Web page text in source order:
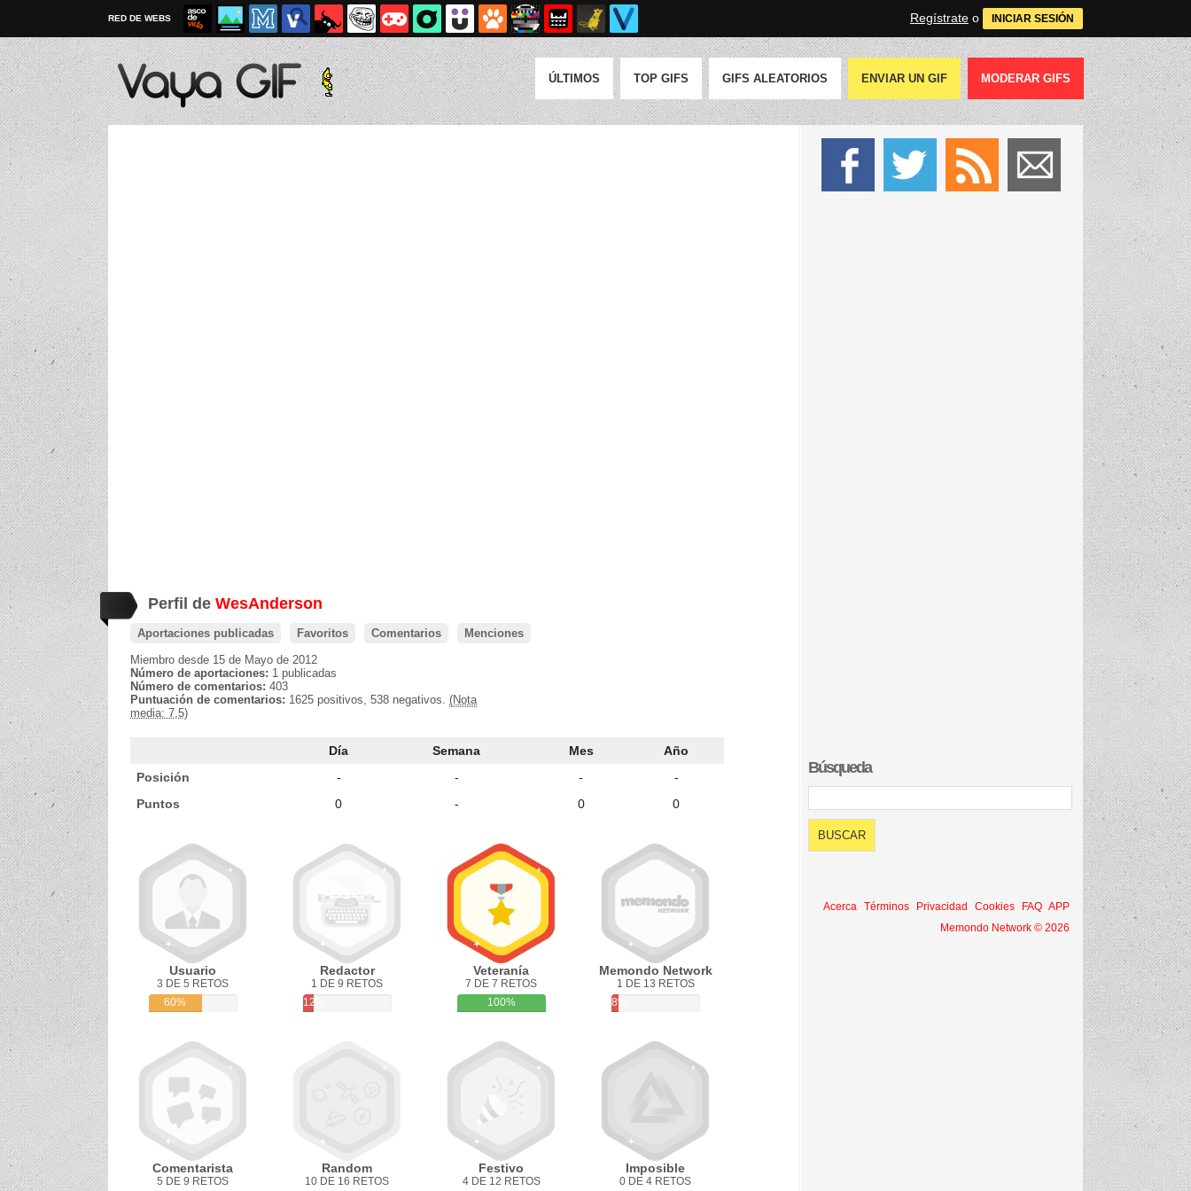
RED DE WEBS Regístrate o INICIAR SESIÓN
ÚLTIMOS TOP GIFS GIFS ALEATORIOS ENVIAR UN GIF MODERAR GIFS
Perfil de WesAnderson
Aportaciones publicadas Favoritos Comentarios
Menciones
Miembro desde 15 de Mayo de 2012
Número de aportaciones: 1 publicadas
Número de comentarios: 403
Puntuación de comentarios: 1625 positivos, 538 negativos. (Nota
media: 7,5)
Día Semana Mes
Año
Posición
- - -
-
Puntos
0 - 0 0
Usuario
3 DE 5 RETOS
60%
Redactor
1 DE 9 RETOS
12%
Veteranía
7 DE 7 RETOS
100%
Memondo Network
1 DE 13 RETOS
8%
Comentarista
5 DE 9 RETOS
Random
10 DE 16 RETOS
Festivo
4 DE 12 RETOS
Imposible
0 DE 4 RETOS
Búsqueda
Acerca Términos Privacidad Cookies FAQ APP
Memondo Network © 2026